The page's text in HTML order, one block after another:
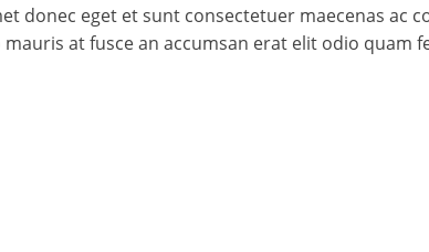
donec eget et sunt consectetuer maecenas ac
at fusce an accumsan erat elit odio quam